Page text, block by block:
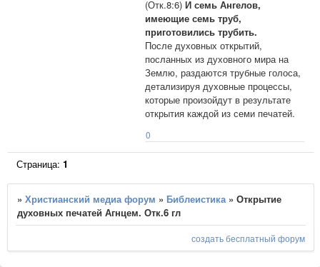
(Отк.8:6)И семь Ангелов,
имеющие семь труб,
приготовились трубить.
После духовных открытий,
посланных из духовного мира на
Землю, раздаются трубные голоса,
детализируя духовные процессы,
которые произойдут в результате
открытия каждой из семи печатей.
0
Страница:1
»Христианский медиа форум » Библеистика »Открытие
духовных печатей Агнцем. Отк.6 гл
создать бесплатный форум